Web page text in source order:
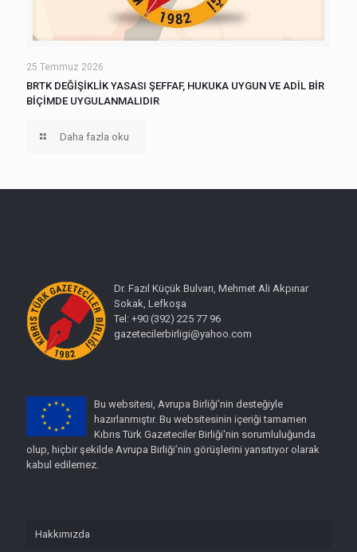
25 Temmuz 2026
BRTK DEĞİŞİKLİK YASASI ŞEFFAF, HUKUKA UYGUN VE ADİL BİR
BİÇİMDE UYGULANMALIDIR
Daha fazla oku
Dr. Fazıl Küçük Bulvarı, Mehmet Ali Akpınar
Sokak, Lefkoşa
Tel: +90 (392) 225 77 96
gazetecilerbirligi@yahoo.com
Bu websitesi, Avrupa Birliği’nin desteğiyle
hazırlanmıştır. Bu websitesinin içeriği tamamen
Kıbrıs Türk Gazeteciler Birliği'nin sorumluluğunda
olup, hiçbir şekilde Avrupa Birliği’nin görüşlerini yansıtıyor olarak
kabul edilemez.
Hakkımızda